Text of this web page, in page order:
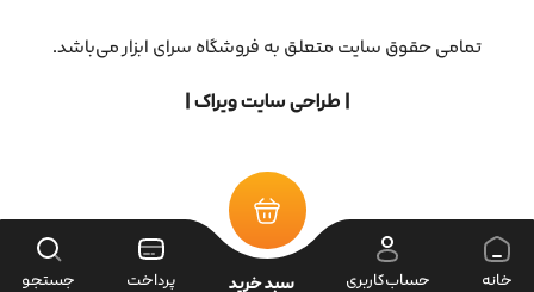
تمامی حقوق سایت متعلق به فروشگاه سرای ابزار می‌باشد.
| طراحی سایت ویراک |
خانه حساب‌کاربری سبد خرید پرداخت جستجو